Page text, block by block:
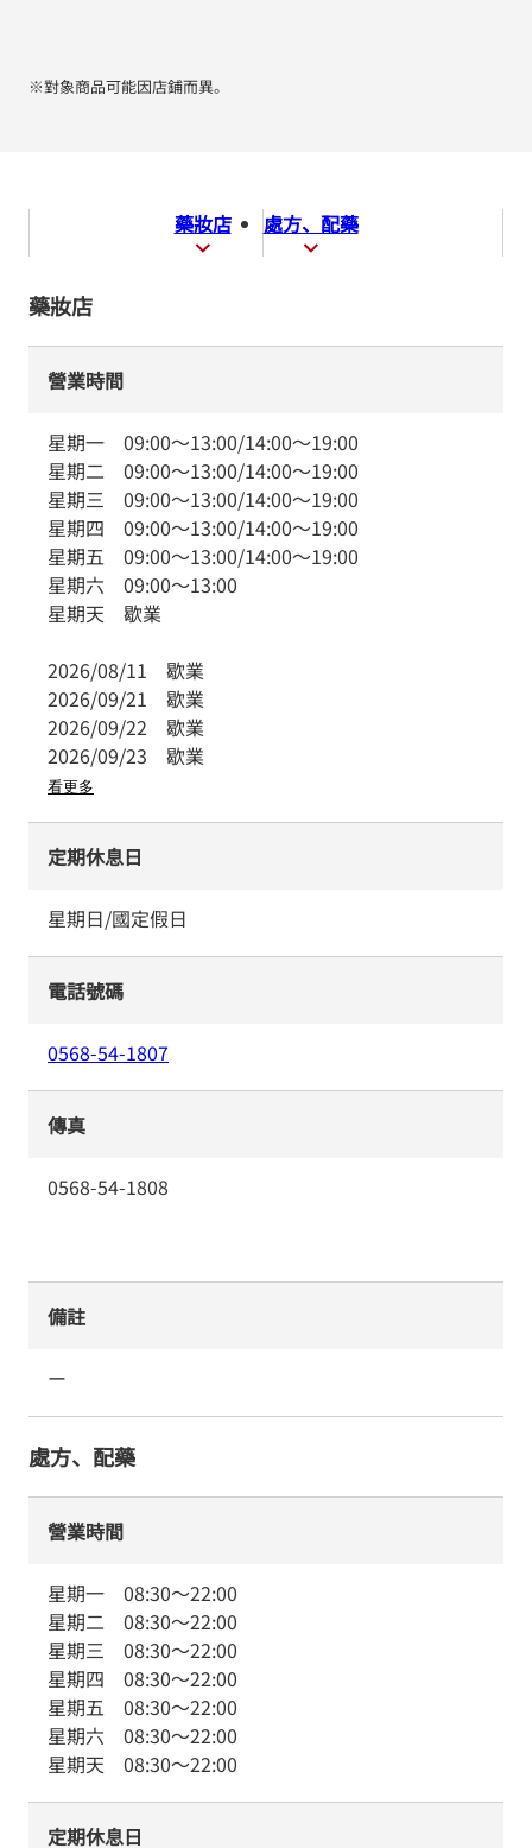
※對象商品可能因店鋪而異。
藥妝店 處方、配藥
藥妝店
營業時間
星期一 09:00～13:00/14:00～19:00
星期二 09:00～13:00/14:00～19:00
星期三 09:00～13:00/14:00～19:00
星期四 09:00～13:00/14:00～19:00
星期五 09:00～13:00/14:00～19:00
星期六 09:00～13:00
星期天 歇業
2026/08/11 歇業
2026/09/21 歇業
2026/09/22 歇業
2026/09/23 歇業
看更多
定期休息日
星期日/國定假日
電話號碼
0568-54-1807
傳真
0568-54-1808
備註
ー
處方、配藥
營業時間
星期一 08:30～22:00
星期二 08:30～22:00
星期三 08:30～22:00
星期四 08:30～22:00
星期五 08:30～22:00
星期六 08:30～22:00
星期天 08:30～22:00
定期休息日